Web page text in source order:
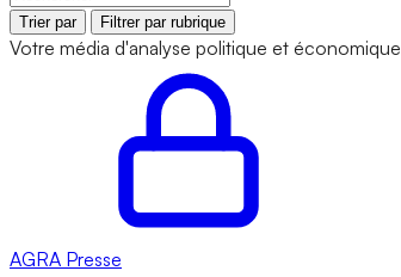
Trier par Filtrer par rubrique
Votre média d'analyse politique et économique
AGRA Presse